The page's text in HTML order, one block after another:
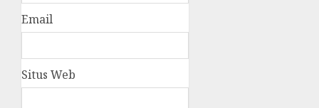
Email
Situs Web